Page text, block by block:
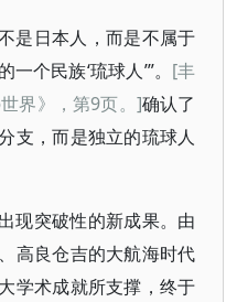
是日本人，而是不属于
个民族‘琉球人’”。 [丰
界》，第9页。]确认了
支，而是独立的琉球人
现突破性的新成果。由
高良仓吉的大航海时代
学术成就所支撑，终于